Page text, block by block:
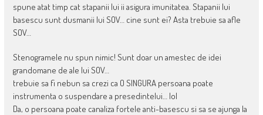
spune atat timp cat stapanii lui ii asigura imunitatea. Stapanii lui
basescu sunt dusmanii lui SOV… cine sunt ei? Asta trebuie sa afle
SOV…
Stenogramele nu spun nimic! Sunt doar un amestec de idei
grandomane de ale lui SOV…
trebuie sa fi nebun sa crezi ca O SINGURA persoana poate
instrumenta o suspendare a presedintelui… lol
Da, o persoana poate canaliza fortele anti-basescu si sa se ajunga la